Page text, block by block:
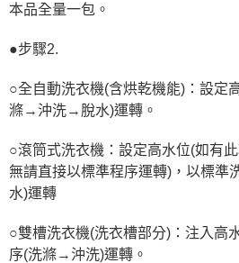
本品全量一包。
●步驟2.
○全自動洗衣機(含烘乾機能)：設定
滌→沖洗→脫水)運轉。
○滾筒式洗衣機：設定高水位(如有
無請直接以標準程序運轉)，以標
水)運轉
○雙槽洗衣機(洗衣槽部分)：注入高
序(洗滌→沖洗)運轉。